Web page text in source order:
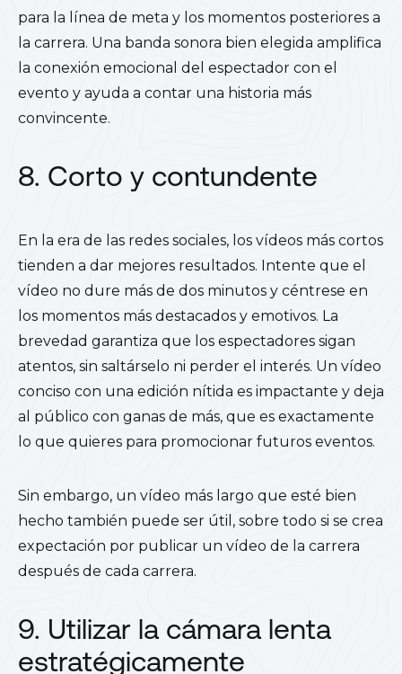
para la línea de meta y los momentos posteriores a
la carrera. Una banda sonora bien elegida amplifica
la conexión emocional del espectador con el
evento y ayuda a contar una historia más
convincente.
8. Corto y contundente
En la era de las redes sociales, los vídeos más cortos
tienden a dar mejores resultados. Intente que el
vídeo no dure más de dos minutos y céntrese en
los momentos más destacados y emotivos. La
brevedad garantiza que los espectadores sigan
atentos, sin saltárselo ni perder el interés. Un vídeo
conciso con una edición nítida es impactante y deja
al público con ganas de más, que es exactamente
lo que quieres para promocionar futuros eventos.
Sin embargo, un vídeo más largo que esté bien
hecho también puede ser útil, sobre todo si se crea
expectación por publicar un vídeo de la carrera
después de cada carrera.
9. Utilizar la cámara lenta
estratégicamente